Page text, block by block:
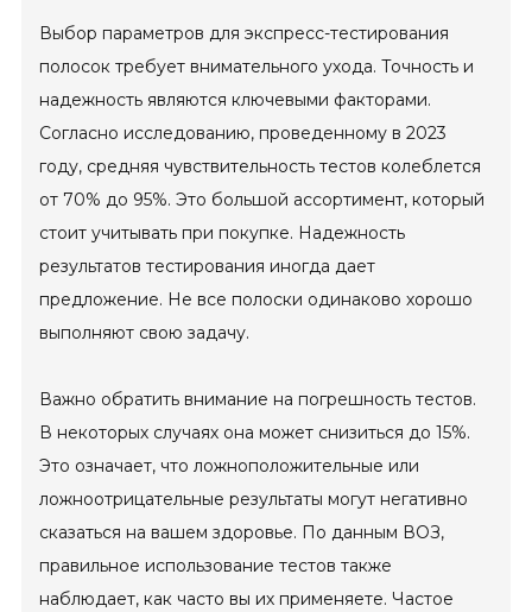
Выбор параметров для экспресс-тестирования
полосок требует внимательного ухода. Точность и
надежность являются ключевыми факторами.
Согласно исследованию, проведенному в 2023
году, средняя чувствительность тестов колеблется
от 70% до 95%. Это большой ассортимент, который
стоит учитывать при покупке. Надежность
результатов тестирования иногда дает
предложение. Не все полоски одинаково хорошо
выполняют свою задачу.
Важно обратить внимание на погрешность тестов.
В некоторых случаях она может снизиться до 15%.
Это означает, что ложноположительные или
ложноотрицательные результаты могут негативно
сказаться на вашем здоровье. По данным ВОЗ,
правильное использование тестов также
наблюдает, как часто вы их применяете. Частое